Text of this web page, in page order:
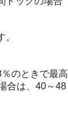
のときで最高
合は、40～48